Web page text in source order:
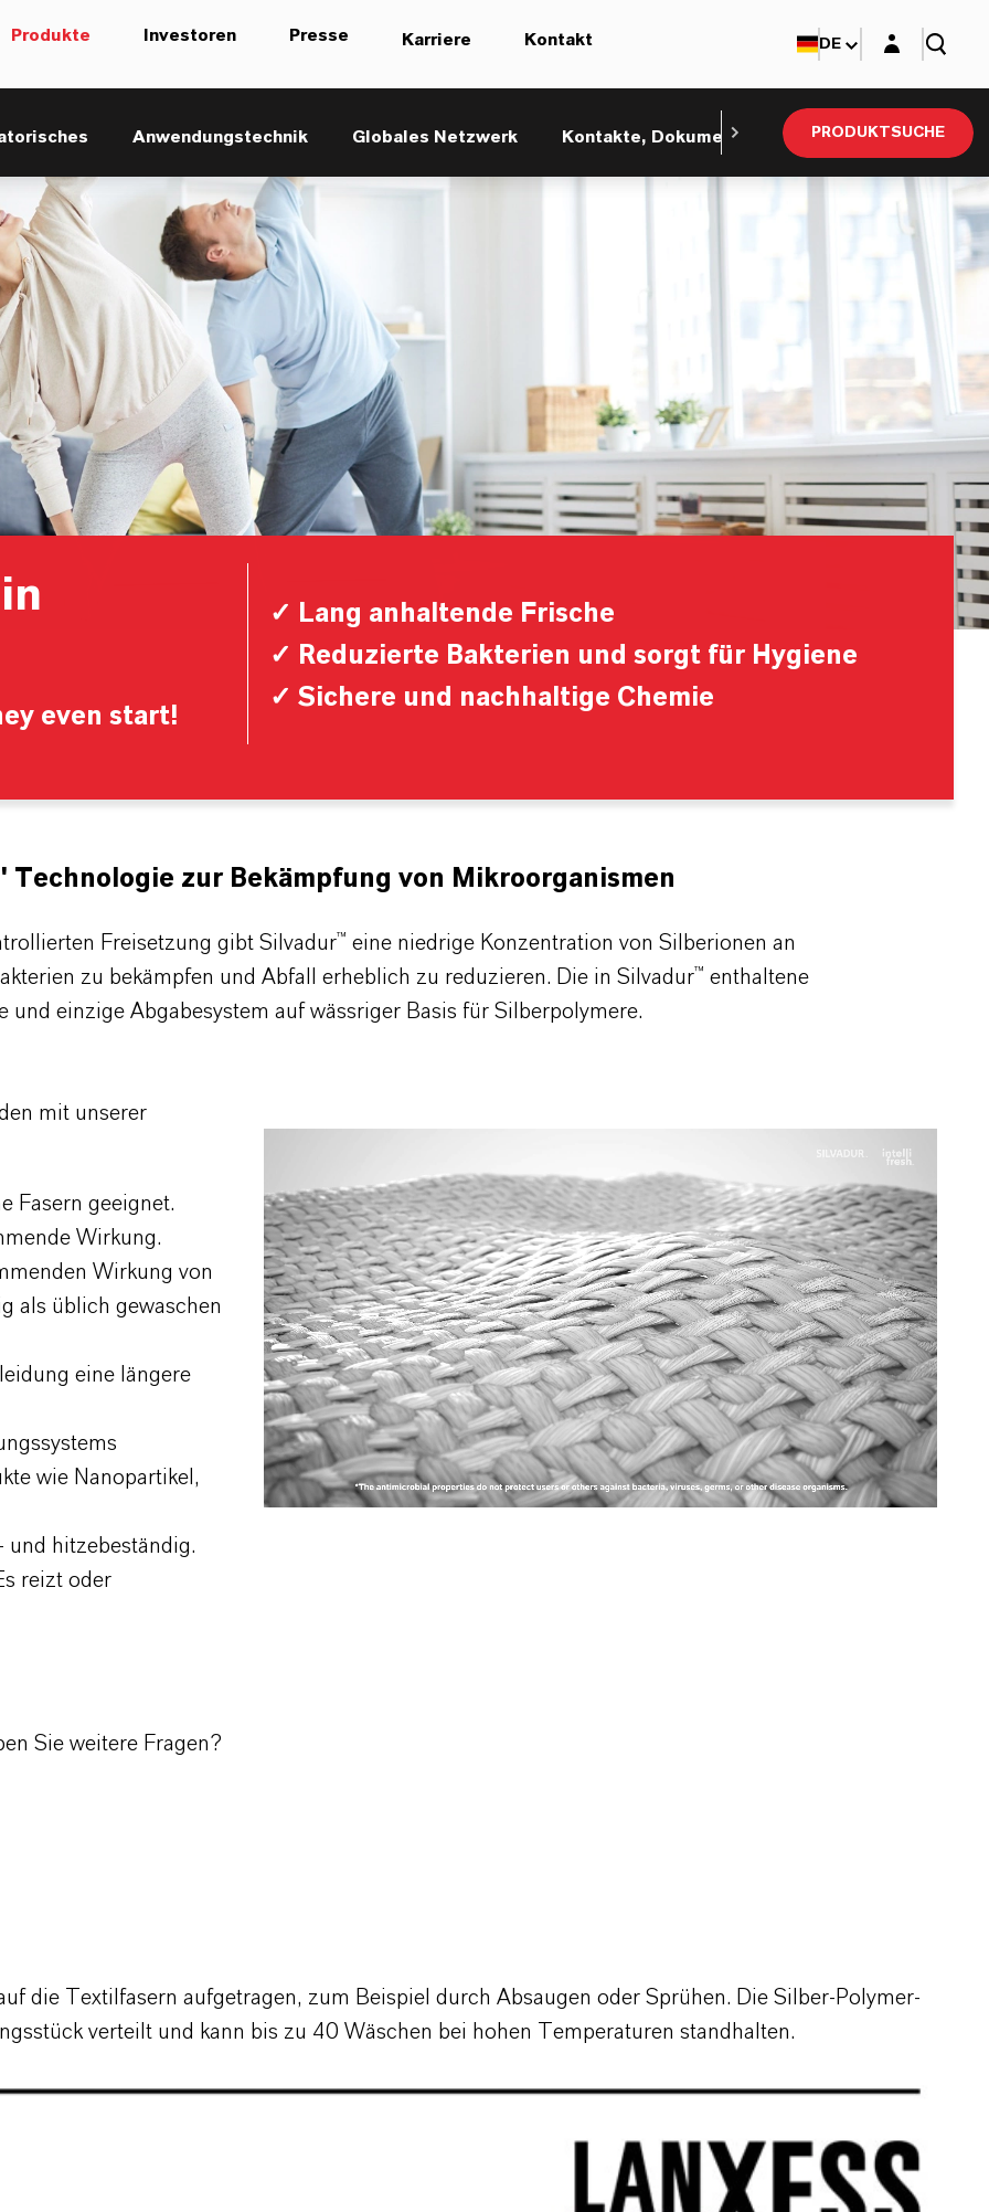
Produkte Investoren Presse Karriere Kontakt
Anwendungstechnik Globales Netzwerk Kontakte, Dokumente und EbusinessPRODUKTSUCHE
DE Login-Maske
even start!
✓ Lang anhaltende Frische
✓ Reduzierte Bakterien und sorgt für Hygiene
✓ Sichere und nachhaltige Chemie
zur Bekämpfung von Mikroorganismen
Freisetzung gibt Silvadur™ eine niedrige Konzentration von Silberionen an
zu bekämpfen und Abfall erheblich zu reduzieren. Die in Silvadur™ enthaltene
einzige Abgabesystem auf wässriger Basis für Silberpolymere.
mit unserer
Fasern geeignet.
Wirkung.
Wirkung von
als üblich gewaschen
eine längere
wie Nanopartikel,
und hitzebeständig.
reizt oder
Sie weitere Fragen?
die Textilfasern aufgetragen, zum Beispiel durch Absaugen oder Sprühen. Die Silber-Polymer-
verteilt und kann bis zu 40 Wäschen bei hohen Temperaturen standhalten.